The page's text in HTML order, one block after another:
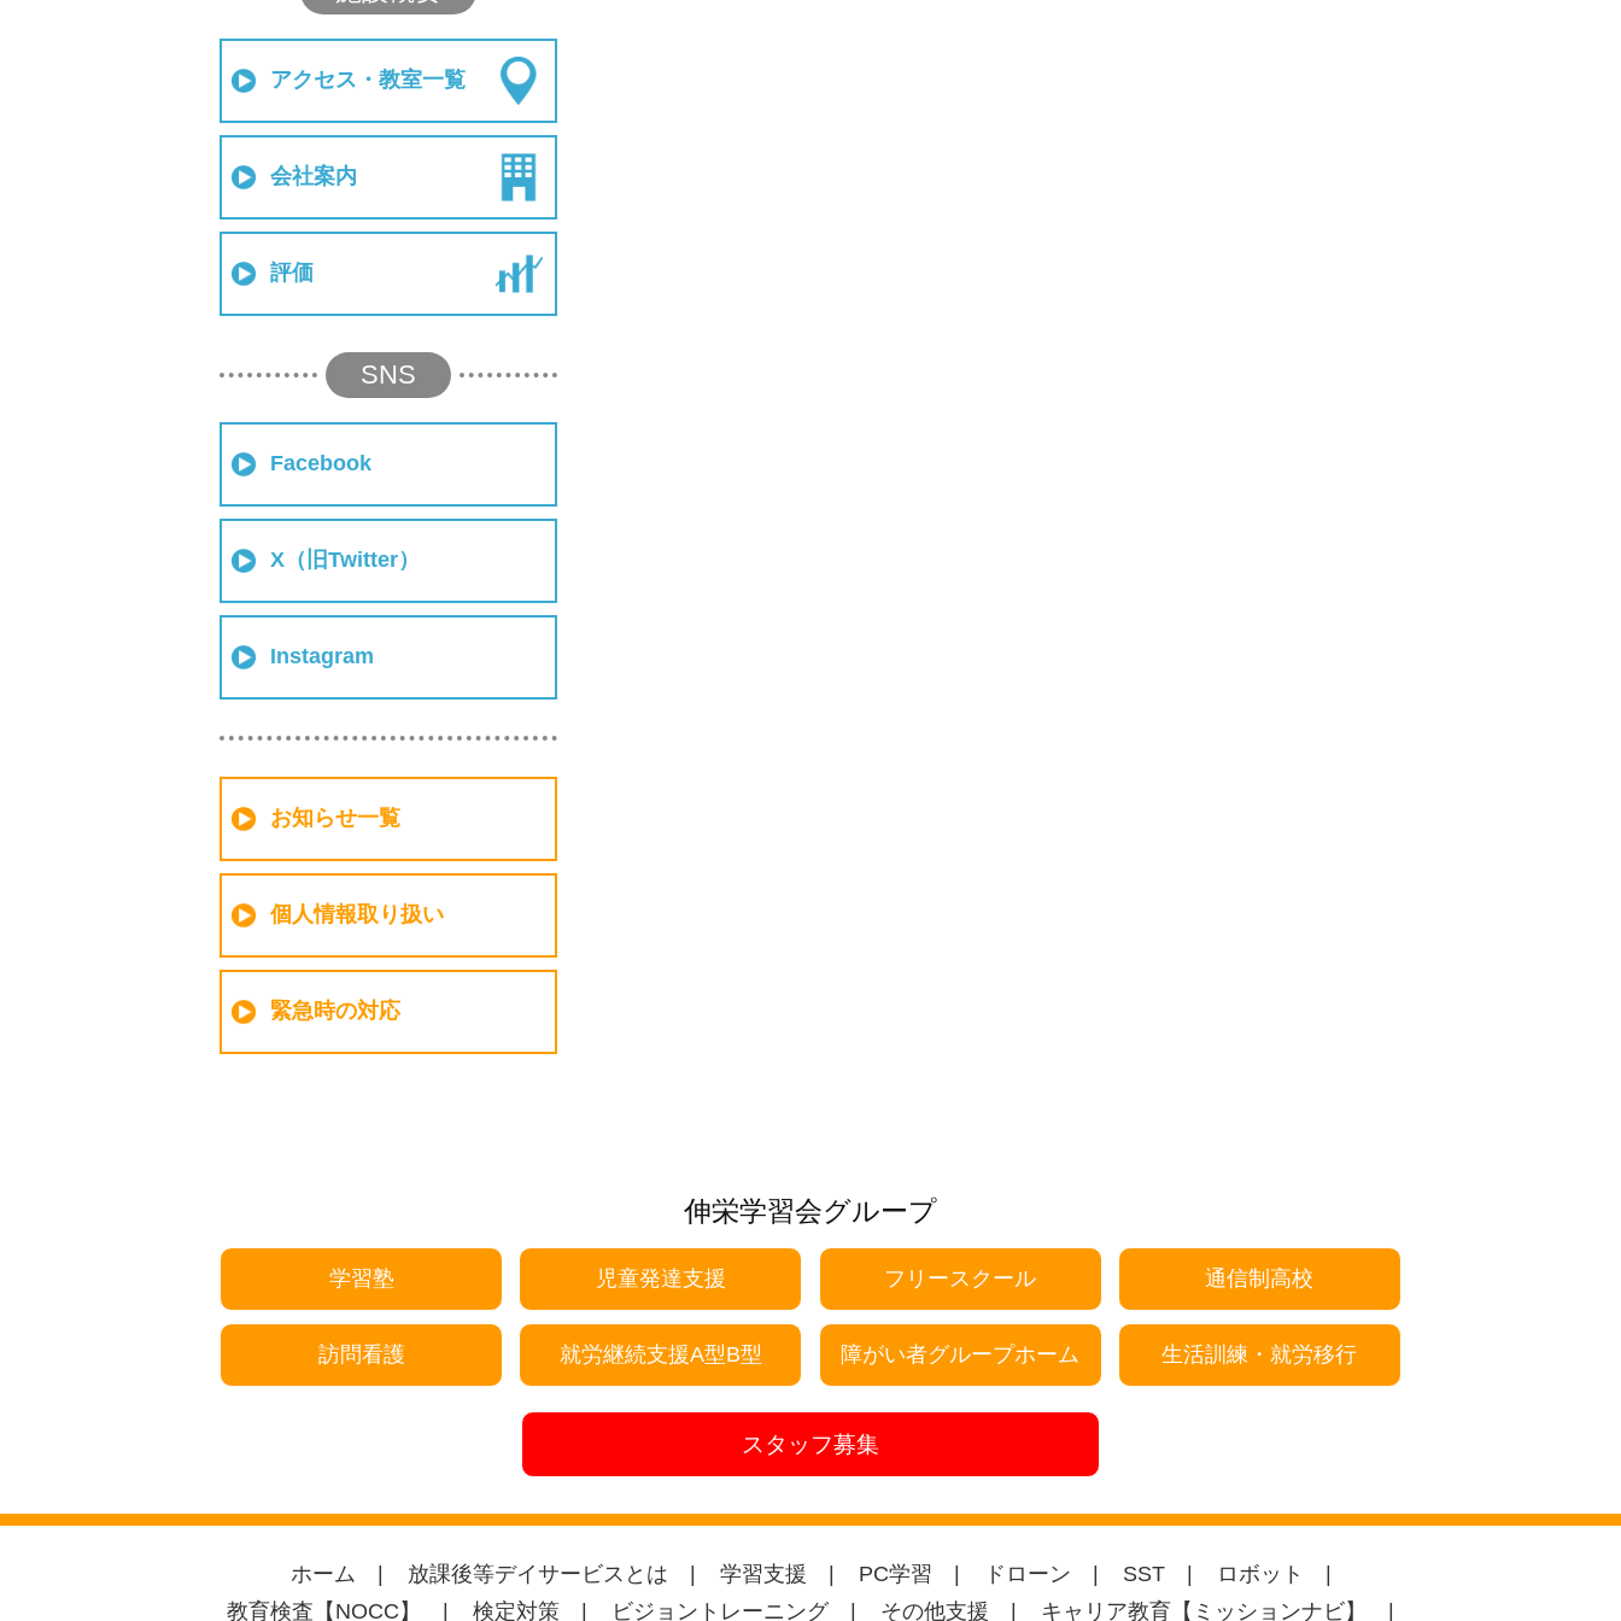
アクセス・教室一覧
会社案内
評価
SNS
Facebook
X（旧Twitter）
Instagram
お知らせ一覧
個人情報取り扱い
緊急時の対応
伸栄学習会グループ
学習塾 児童発達支援 フリースクール 通信制高校
訪問看護 就労継続支援A型B型 障がい者グループホーム 生活訓練・就労移行
スタッフ募集
ホーム 放課後等デイサービスとは 学習支援 PC学習 ドローン SST
ロボット
教育検査【NOCC】
検定対策 ビジョントレーニング その他支援 キャリア教育【ミッションナビ】